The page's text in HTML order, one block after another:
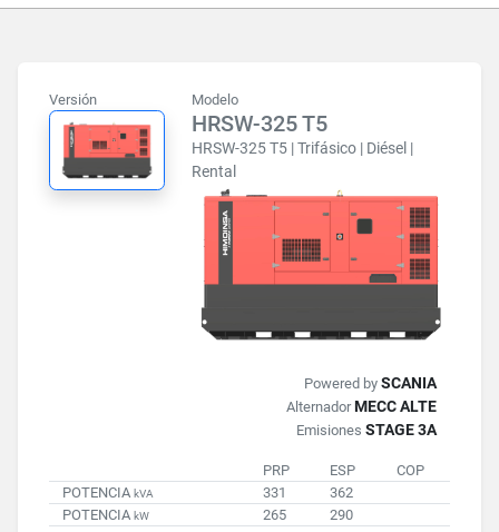
Versión Modelo
HRSW-325 T5
HRSW-325 T5 | Trifásico | Diésel |
Rental
Powered by SCANIA
AlternadorMECC ALTE
Emisiones STAGE 3A
PRP ESP
COP
POTENCIA kVA 331
362
POTENCIA kW 265 290